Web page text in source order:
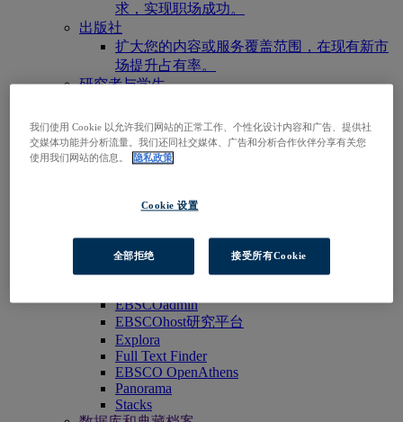
求，实现职场成功。
出版社
扩大您的内容或服务覆盖范围，在现有新市
场提升占有率。
研究者与学生
启您的研究之旅。
访问EBSCOhost
浏览产品
技术与发现
BiblioGraph
EBSCO发现服务
EBSCO FOLIO
EBSCOadmin
EBSCOhost研究平台
Explora
Full Text Finder
EBSCO OpenAthens
Panorama
Stacks
我们使用 Cookie 以允许我们网站的正常工作、个性化设计内容和广告、提供社
交媒体功能并分析流量。我们还同社交媒体、广告和分析合作伙伴分享有关您
使用我们网站的信息。
隐私政策
Cookie 设置
全部拒绝 接受所有Cookie